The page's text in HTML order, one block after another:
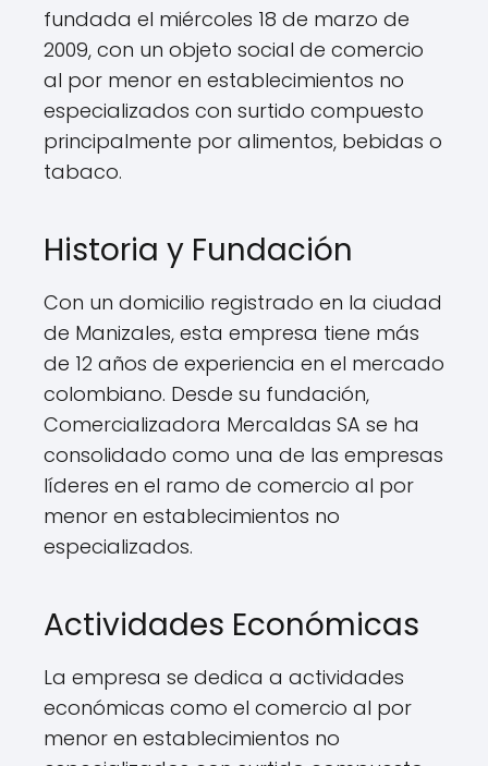
fundada el miércoles 18 de marzo de
2009, con un objeto social de comercio
al por menor en establecimientos no
especializados con surtido compuesto
principalmente por alimentos, bebidas o
tabaco.
Historia y Fundación
Con un domicilio registrado en la ciudad
de Manizales, esta empresa tiene más
de 12 años de experiencia en el mercado
colombiano. Desde su fundación,
Comercializadora Mercaldas SA se ha
consolidado como una de las empresas
líderes en el ramo de comercio al por
menor en establecimientos no
especializados.
Actividades Económicas
La empresa se dedica a actividades
económicas como el comercio al por
menor en establecimientos no